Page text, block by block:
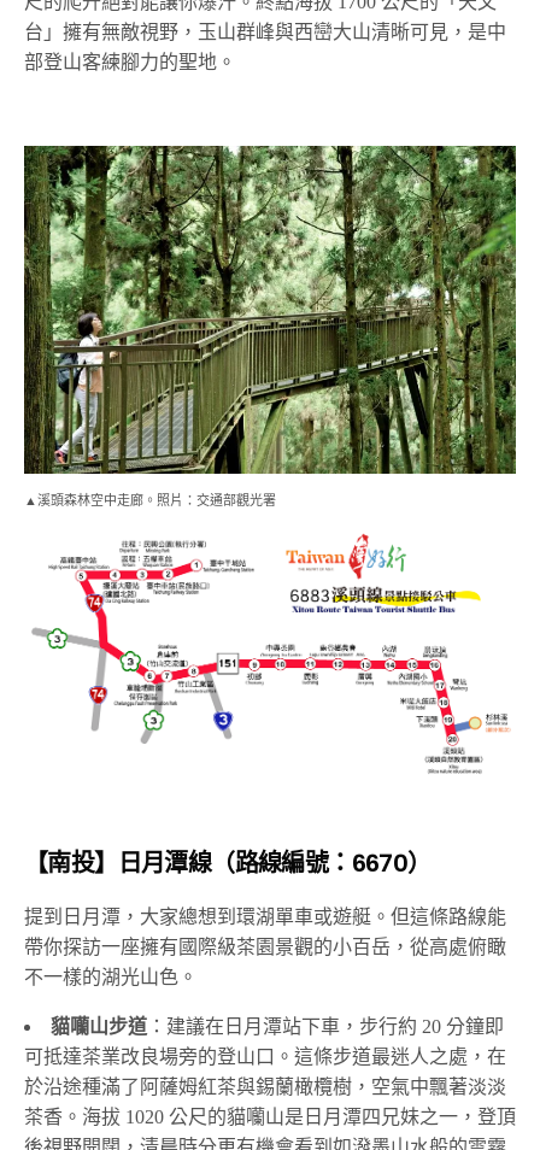
中高鐵站與南投著名的避暑勝地，班次密集且路況穩定。
台灣好行常推出含門票的優惠套票，回程建議避開下午 4-
自然教育園區）下車。推薦沿著「鳳凰林道」一路向上。
這條長約 5.7 公里的林道雖然路面好走，但持續約 400 公
尺的爬升絕對能讓你爆汗。終點海拔 1700 公尺的「天文
台」擁有無敵視野，玉山群峰與西巒大山清晰可見，是中
部登山客練腳力的聖地。
▲溪頭森林空中走廊。照片：交通部觀光署
【南投】日月潭線（路線編號：6670）
提到日月潭，大家總想到環湖單車或遊艇。但這條路線能